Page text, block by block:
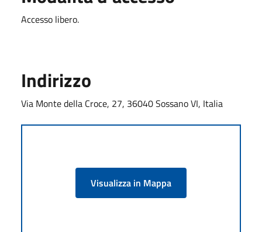
Accesso libero.
Indirizzo
Via Monte della Croce, 27, 36040 Sossano VI, Italia
Visualizza in Mappa